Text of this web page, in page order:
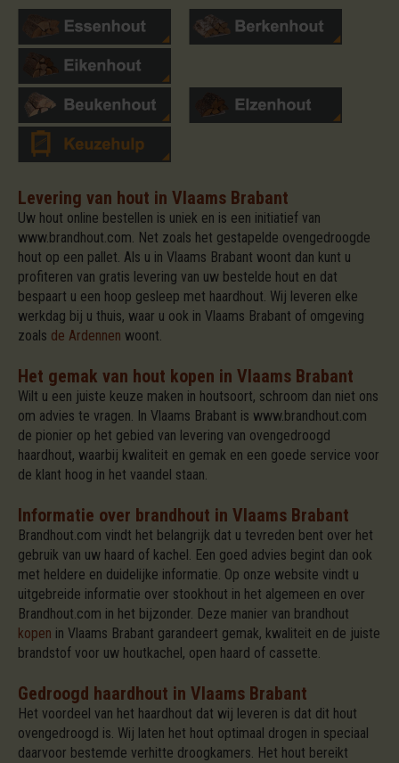
Levering van hout in Vlaams Brabant
Uw hout online bestellen is uniek en is een initiatief van
www.brandhout.com. Net zoals het gestapelde ovengedroogde
hout op een pallet. Als u in Vlaams Brabant woont dan kunt u
profiteren van gratis levering van uw bestelde hout en dat
bespaart u een hoop gesleep met haardhout. Wij leveren elke
werkdag bij u thuis, waar u ook in Vlaams Brabant of omgeving
zoals de Ardennen woont.
Het gemak van hout kopen in Vlaams Brabant
Wilt u een juiste keuze maken in houtsoort, schroom dan niet ons
om advies te vragen. In Vlaams Brabant is www.brandhout.com
de pionier op het gebied van levering van ovengedroogd
haardhout, waarbij kwaliteit en gemak en een goede service voor
de klant hoog in het vaandel staan.
Informatie over brandhout in Vlaams Brabant
Brandhout.com vindt het belangrijk dat u tevreden bent over het
gebruik van uw haard of kachel. Een goed advies begint dan ook
met heldere en duidelijke informatie. Op onze website vindt u
uitgebreide informatie over stookhout in het algemeen en over
Brandhout.com in het bijzonder. Deze manier van brandhout
kopen in Vlaams Brabant garandeert gemak, kwaliteit en de juiste
brandstof voor uw houtkachel, open haard of cassette.
Gedroogd haardhout in Vlaams Brabant
Het voordeel van het haardhout dat wij leveren is dat dit hout
ovengedroogd is. Wij laten het hout optimaal drogen in speciaal
daarvoor bestemde verhitte droogkamers. Het hout bereikt